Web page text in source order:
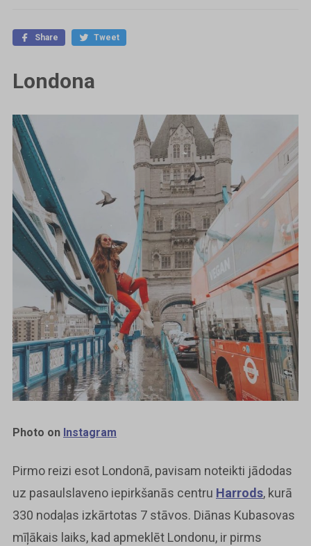
Share Tweet
Londona
Photo on Instagram
Pirmo reizi esot Londonā, pavisam noteikti jādodas
uz pasaulslaveno iepirkšanās centru Harrods, kurā
330 nodaļas izkārtotas 7 stāvos. Diānas Kubasovas
mīļākais laiks, kad apmeklēt Londonu, ir pirms